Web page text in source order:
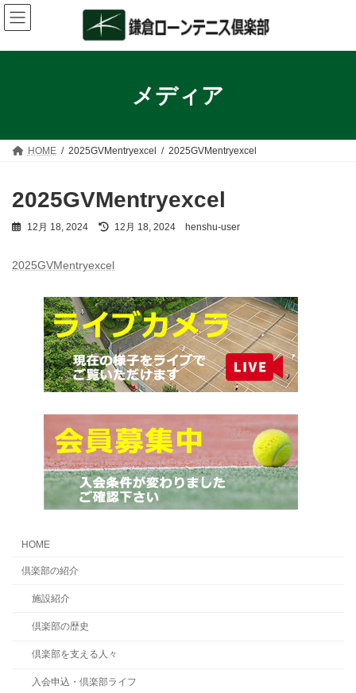
コ
ン
テ
ン
ナ
ビ
ゲ
ー
メディア
HOME 2025GVMentryexcel 2025GVMentryexcel
2025GVMentryexcel
12月 18, 2024
最
新
:
12月 18, 2024 henshu-user
2025GVMentryexcel
HOME
倶楽部の紹介
施設紹介
倶楽部の歴史
倶楽部を支える人々
入会申込・倶楽部ライフ